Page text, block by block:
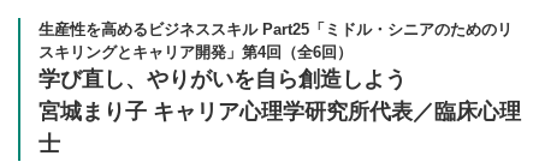
生産性を高めるビジネススキル Part25「ミドル・シニアのためのリ
スキリングとキャリア開発」第4回（全6回）
学び直し、やりがいを自ら創造しよう
宮城まり子 キャリア心理学研究所代表／臨床心理
士